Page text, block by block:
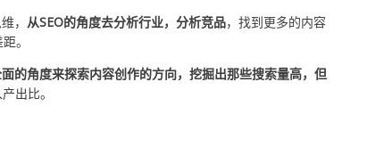
， 从SEO的角度去分析行业，分析竞品，找到更多的内容
。
的角度来探索内容创作的方向，挖掘出那些搜索量高，但
出比。